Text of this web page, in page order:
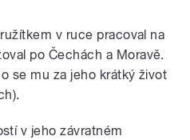
v ruce pracoval na
po Čechách a Moravě.
se mu za jeho krátký život
v jeho závratném